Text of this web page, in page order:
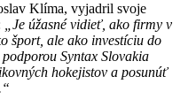
Klíma, vyjadril svoje
„Je úžasné vidieť, ako firmy v
šport, ale ako investíciu do
Syntax Slovakia
hokejistov a posunúť